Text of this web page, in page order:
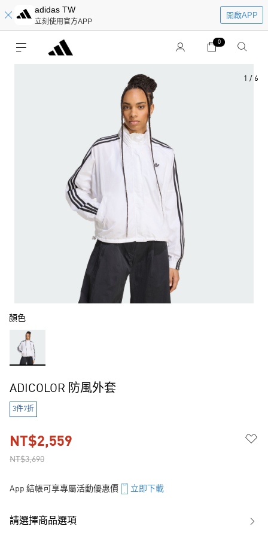
adidas TW
立刻使用官方APP
開啟APP
0
1 / 6
顏色
ADICOLOR 防風外套
3件7折
NT$3,690
NT$2,559
App 結帳可享專屬活動優惠價 立即下載
請選擇商品選項